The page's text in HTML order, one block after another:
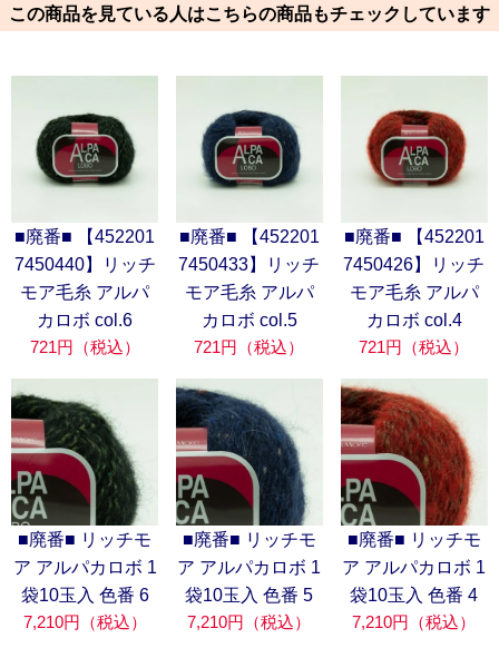
この商品を見ている人はこちらの商品もチェックしています
■廃番■ 【452201
7450440】リッチ
モア毛糸 アルパ
カロボ col.6
721円（税込）
■廃番■ 【452201
7450433】リッチ
モア毛糸 アルパ
カロボ col.5
721円（税込）
■廃番■ 【452201
7450426】リッチ
モア毛糸 アルパ
カロボ col.4
721円（税込）
■廃番■ リッチモ
ア アルパカロボ 1
袋10玉入 色番 6
7,210円（税込）
■廃番■ リッチモ
ア アルパカロボ 1
袋10玉入 色番 5
7,210円（税込）
■廃番■ リッチモ
ア アルパカロボ 1
袋10玉入 色番 4
7,210円（税込）